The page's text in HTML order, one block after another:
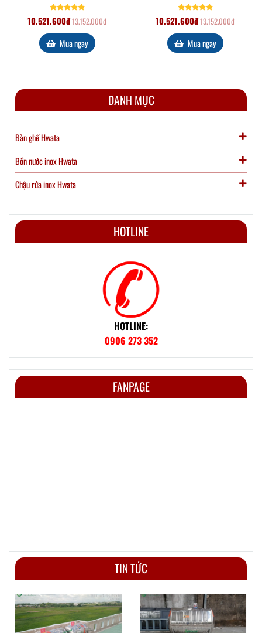
10.521.600đ13.152.000đ
Mua ngay
10.521.600đ13.152.000đ
Mua ngay
DANH MỤC
Bàn ghế Hwata
Bồn nước inox Hwata
Chậu rửa inox Hwata
HOTLINE
HOTLINE:
0906 273 352
FANPAGE
TIN TỨC